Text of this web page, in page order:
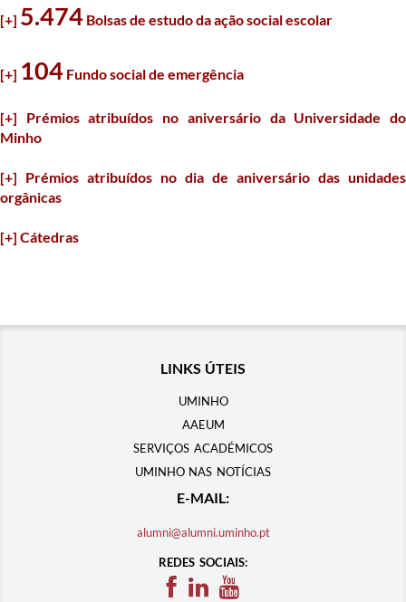
[+] 5.474 Bolsas de estudo da ação social escolar
[+] 104 Fundo social de emergência
[+] Prémios atribuídos no aniversário da Universidade do
Minho
[+] Prémios atribuídos no dia de aniversário das unidades
orgânicas
[+] Cát​edras
LINKS ÚTEIS
UMINHO
AAEUM
SERVIÇOS ACADÉMICOS
UMINHO NAS NOTÍCIAS
E-MAIL:
alumni@alumni.uminho.pt
REDES SOCIAIS: